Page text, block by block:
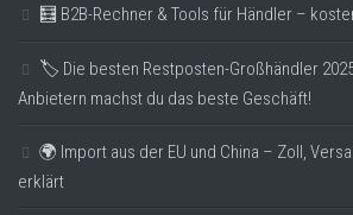
🧮 B2B-Rechner & Tools für Händler –
🏷️ Die besten Restposten-Großhändler
Anbietern machst du das beste Geschäft!
🌍 Import aus der EU und China – Zoll,
erklärt